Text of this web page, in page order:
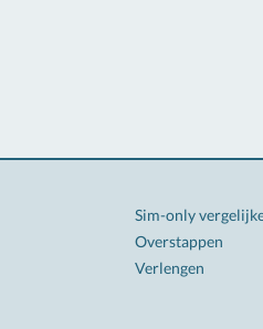
Sim-only
Overstappen
Verlengen